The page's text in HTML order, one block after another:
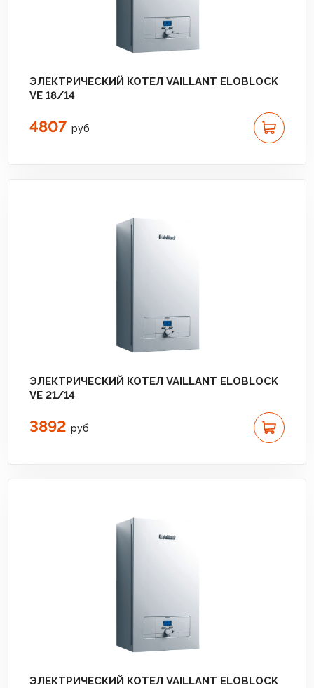
ЭЛЕКТРИЧЕСКИЙ КОТЕЛ VAILLANT ELOBLOCK
VE 18/14
4807 руб
ЭЛЕКТРИЧЕСКИЙ КОТЕЛ VAILLANT ELOBLOCK
VE 21/14
3892 руб
ЭЛЕКТРИЧЕСКИЙ КОТЕЛ VAILLANT ELOBLOCK